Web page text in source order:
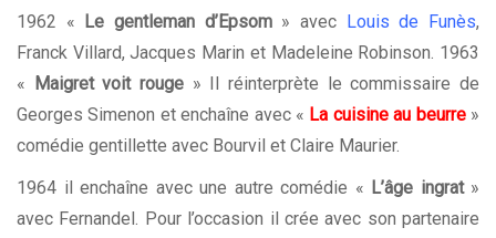
1962 « Le gentleman d’Epsom» avec Louis de Funès,
Franck Villard, Jacques Marin et Madeleine Robinson. 1963
«
Maigret voit rouge » Il réinterprète le commissaire de
Georges Simenon et enchaîne avec « La cuisine au beurre»
comédie gentillette avec Bourvil et Claire Maurier.
1964 il enchaîne avec une autre comédie « L’âge ingrat»
avec Fernandel. Pour l’occasion il crée avec son partenaire